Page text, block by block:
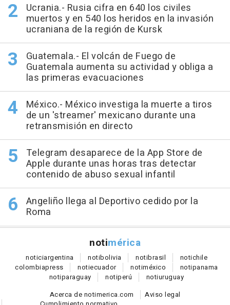
Ucrania.- Rusia cifra en 640 los civiles
muertos y en 540 los heridos en la invasión
ucraniana de la región de Kursk
Guatemala.- El volcán de Fuego de
Guatemala aumenta su actividad y obliga a
las primeras evacuaciones
México.- México investiga la muerte a tiros
de un 'streamer' mexicano durante una
retransmisión en directo
Telegram desaparece de la App Store de
Apple durante unas horas tras detectar
contenido de abuso sexual infantil
Angeliño llega al Deportivo cedido por la
Roma
notimérica
noticiargentina notibolivia notibrasil notichile
colombiapress notiecuador notiméxico notipanama
notiparaguay notiperú notiuruguay
Acerca de notimerica.com
Aviso legal